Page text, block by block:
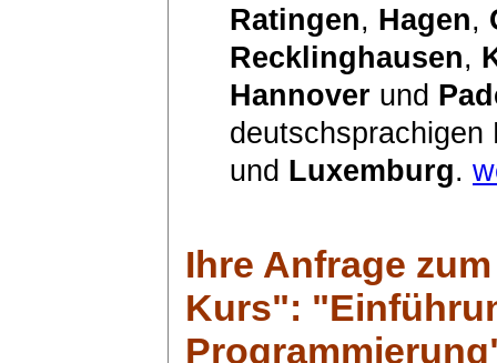
Ratingen, Hagen,
Recklinghausen,
Hannover und
und Luxemburg.
Ihre Anfrage
Kurs":